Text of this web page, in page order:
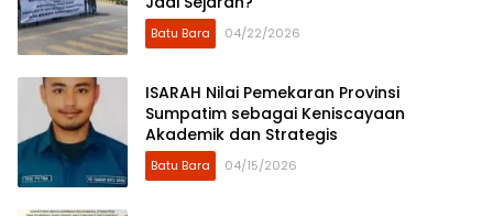
Batu Bara 04/22/2026
ISARAH Nilai Pemekaran Provinsi
Sumpatim sebagai Keniscayaan
Akademik dan Strategis
Batu Bara 04/15/2026